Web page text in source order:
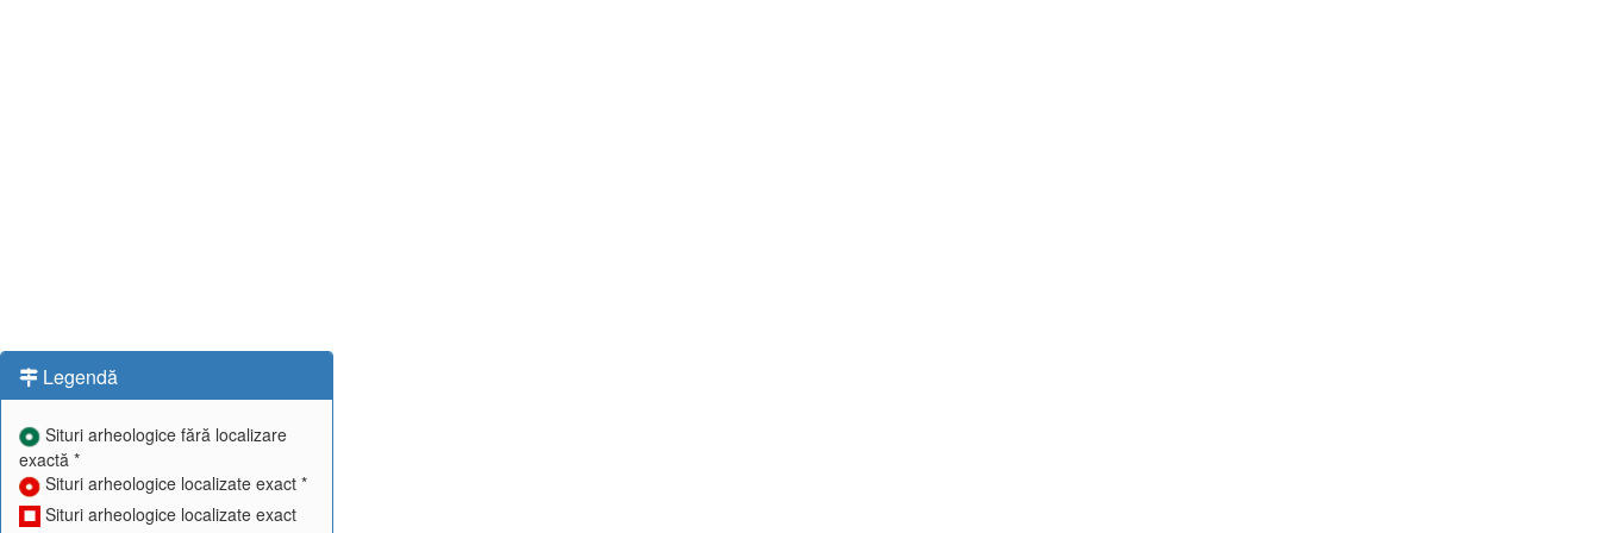
Legendă
Situri arheologice fără localizare
exactă *
Situri arheologice localizate exact *
Situri arheologice localizate exact